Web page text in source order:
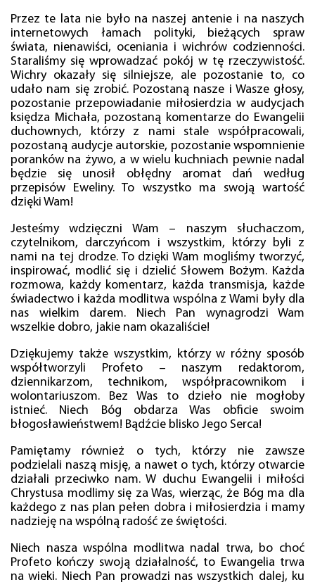
Przez te lata nie było na naszej antenie i na naszych
internetowych łamach polityki, bieżących spraw
świata, nienawiści, oceniania i wichrów codzienności.
Staraliśmy się wprowadzać pokój w tę rzeczywistość.
Wichry okazały się silniejsze, ale pozostanie to, co
udało nam się zrobić. Pozostaną nasze i Wasze głosy,
pozostanie przepowiadanie miłosierdzia w audycjach
księdza Michała, pozostaną komentarze do Ewangelii
duchownych, którzy z nami stale współpracowali,
pozostaną audycje autorskie, pozostanie wspomnienie
poranków na żywo, a w wielu kuchniach pewnie nadal
będzie się unosił obłędny aromat dań według
przepisów Eweliny. To wszystko ma swoją wartość
dzięki Wam!
Jesteśmy wdzięczni Wam – naszym słuchaczom,
czytelnikom, darczyńcom i wszystkim, którzy byli z
nami na tej drodze. To dzięki Wam mogliśmy tworzyć,
inspirować, modlić się i dzielić Słowem Bożym. Każda
rozmowa, każdy komentarz, każda transmisja, każde
świadectwo i każda modlitwa wspólna z Wami były dla
nas wielkim darem. Niech Pan wynagrodzi Wam
wszelkie dobro, jakie nam okazaliście!
Dziękujemy także wszystkim, którzy w różny sposób
współtworzyli Profeto – naszym redaktorom,
dziennikarzom, technikom, współpracownikom i
wolontariuszom. Bez Was to dzieło nie mogłoby
istnieć. Niech Bóg obdarza Was obficie swoim
błogosławieństwem! Bądźcie blisko Jego Serca!
Pamiętamy również o tych, którzy nie zawsze
podzielali naszą misję, a nawet o tych, którzy otwarcie
działali przeciwko nam. W duchu Ewangelii i miłości
Chrystusa modlimy się za Was, wierząc, że Bóg ma dla
każdego z nas plan pełen dobra i miłosierdzia i mamy
nadzieję na wspólną radość ze świętości.
Niech nasza wspólna modlitwa nadal trwa, bo choć
Profeto kończy swoją działalność, to Ewangelia trwa
na wieki. Niech Pan prowadzi nas wszystkich dalej, ku